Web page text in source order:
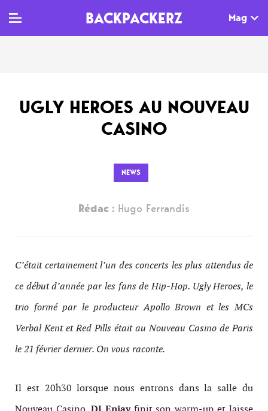
BACKPACKERZ Mag
Clips
Dossiers
Tops
Interviews
Sorties
Paris
UGLY HEROES AU NOUVEAU
CASINO
NEWS
Rédac : Hugo Ferrandis
C’était certainement l’un des concerts les plus attendus de
ce début d’année par les fans de Hip-Hop. Ugly Heroes, le
trio formé par le producteur Apollo Brown et les MCs
Verbal Kent et Red Pills était au Nouveau Casino de Paris
le 21 février dernier. On vous raconte.
Il est 20h30 lorsque nous entrons dans la salle du